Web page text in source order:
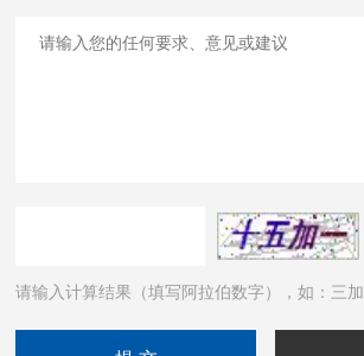
请输入计算结果（填写阿拉伯数字），如：三